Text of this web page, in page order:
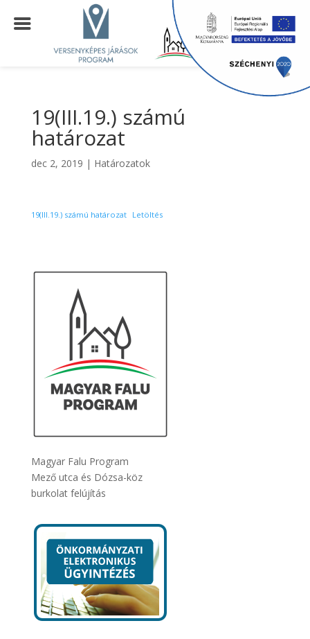
19(III.19.) számú
határozat
dec 2, 2019 | Határozatok
19(III.19.) számú határozat Letöltés
Magyar Falu Program
Mező utca és Dózsa-köz
burkolat felújítás